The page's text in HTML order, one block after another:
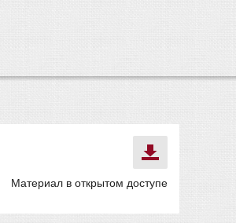
Материал в открытом доступе